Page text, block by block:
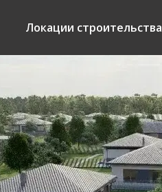
Локации строительства